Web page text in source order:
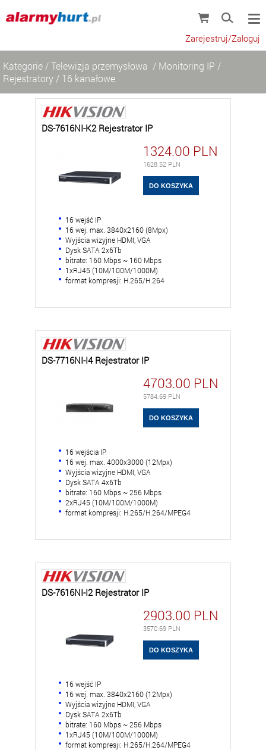
Zarejestruj/Zaloguj
Kategorie /Telewizja przemysłowa / Monitoring IP /
Rejestratory / 16 kanałowe
DS-7616NI-K2 Rejestrator IP
1324.00 PLN
1628.52 PLN
16 wejść IP
16 wej. max. 3840x2160 (8Mpx)
Wyjścia wizyjne HDMI, VGA
Dysk SATA 2x6Tb
bitrate: 160 Mbps ~ 160 Mbps
1xRJ45 (10M/100M/1000M)
format kompresji: H.265/H.264
DS-7716NI-I4 Rejestrator IP
4703.00 PLN
5784.69 PLN
16 wejścia IP
16 wej. max. 4000x3000 (12Mpx)
Wyjścia wizyjne HDMI, VGA
Dysk SATA 4x6Tb
bitrate: 160 Mbps ~ 256 Mbps
2xRJ45 (10M/100M/1000M)
format kompresji: H.265/H.264/MPEG4
DS-7616NI-I2 Rejestrator IP
2903.00 PLN
3570.69 PLN
16 wejść IP
16 wej. max. 3840x2160 (12Mpx)
Wyjścia wizyjne HDMI, VGA
Dysk SATA 2x6Tb
bitrate: 160 Mbps ~ 256 Mbps
1xRJ45 (10M/100M/1000M)
format kompresji: H.265/H.264/MPEG4